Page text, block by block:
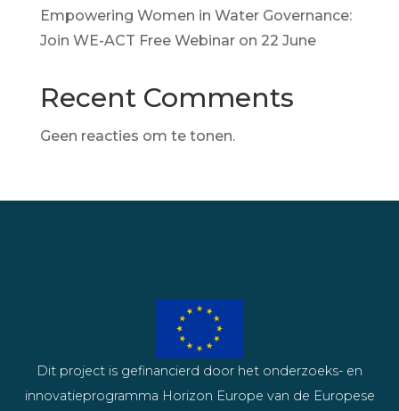
Empowering Women in Water Governance:
Join WE-ACT Free Webinar on 22 June
Recent Comments
Geen reacties om te tonen.
Dit project is gefinancierd door het onderzoeks- en
innovatieprogramma Horizon Europe van de Europese